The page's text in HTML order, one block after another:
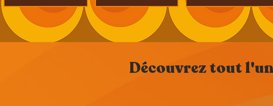
Découvrez tout